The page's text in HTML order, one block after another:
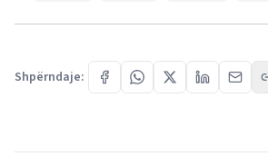
Shpërndaje: